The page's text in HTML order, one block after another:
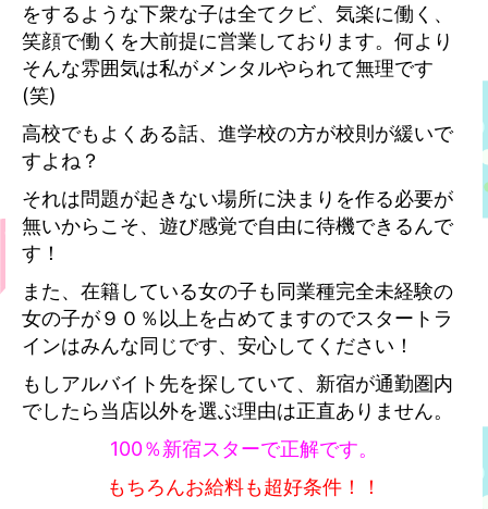
をするような下衆な子は全てクビ、気楽に働く、
笑顔で働くを大前提に営業しております。何より
そんな雰囲気は私がメンタルやられて無理です
(笑)
高校でもよくある話、進学校の方が校則が緩いで
すよね？
それは問題が起きない場所に決まりを作る必要が
無いからこそ、遊び感覚で自由に待機できるんで
す！
また、在籍している女の子も同業種完全未経験の
女の子が９０％以上を占めてますのでスタートラ
インはみんな同じです、安心してください！
もしアルバイト先を探していて、新宿が通勤圏内
でしたら当店以外を選ぶ理由は正直ありません。
100％新宿スターで正解です。
もちろんお給料も超好条件！！